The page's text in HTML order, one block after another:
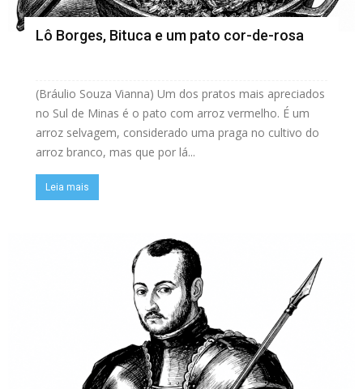
Lô Borges, Bituca e um pato cor-de-rosa
(Bráulio Souza Vianna) Um dos pratos mais apreciados
no Sul de Minas é o pato com arroz vermelho. É um
arroz selvagem, considerado uma praga no cultivo do
arroz branco, mas que por lá...
Leia mais